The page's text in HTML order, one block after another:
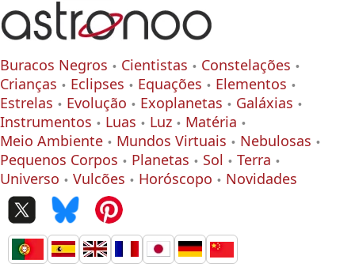
Buracos Negros Cientistas
Constelações
Crianças
Eclipses Equações
Elementos
Estrelas
Evolução Exoplanetas
Galáxias
Instrumentos
Luas Luz
Matéria
Meio Ambiente
Mundos Virtuais
Nebulosas
Pequenos Corpos
Planetas Sol
Terra
Universo
Vulcões Horóscopo Novidades